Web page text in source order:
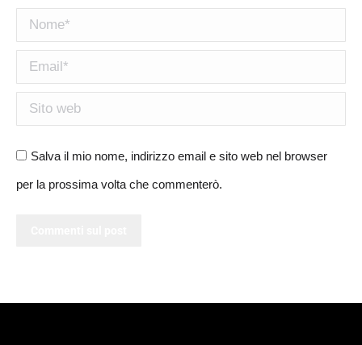
Nome *
Email *
Sito web
Salva il mio nome, indirizzo email e sito web nel browser
per la prossima volta che commenterò.